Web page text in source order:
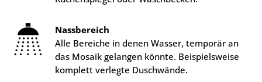
Nassbereich
Alle Bereiche in denen Wasser, temporär an
das Mosaik gelangen könnte. Beispielsweise
komplett verlegte Duschwände.